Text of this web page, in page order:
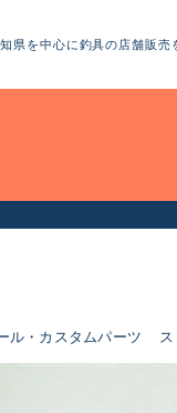
県を中心に釣具の店舗販
ル・カスタムパーツ